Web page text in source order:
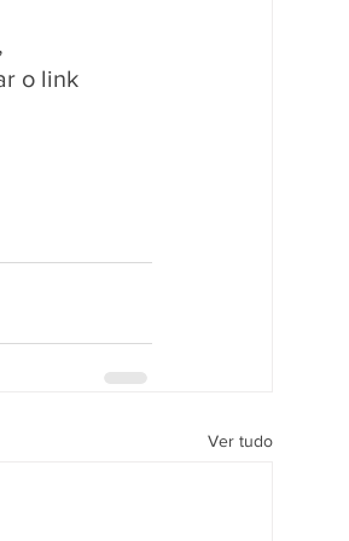
o link
Ver tudo